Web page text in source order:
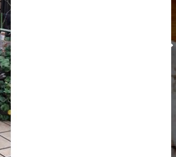
─ 緒方湊の「食育クイズ」
─ 「畜産クイズ」
─ 農林水産業をみんなで学ぼう！